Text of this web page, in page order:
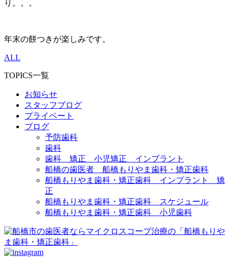
り。。。
年末の餅つきが楽しみです。
ALL
TOPICS一覧
お知らせ
スタッフブログ
プライベート
ブログ
予防歯科
歯科
歯科 矯正 小児矯正 インプラント
船橋の歯医者 船橋もりやま歯科・矯正歯科
船橋もりやま歯科・矯正歯科 インプラント 矯
正
船橋もりやま歯科・矯正歯科 スケジュール
船橋もりやま歯科・矯正歯科 小児歯科